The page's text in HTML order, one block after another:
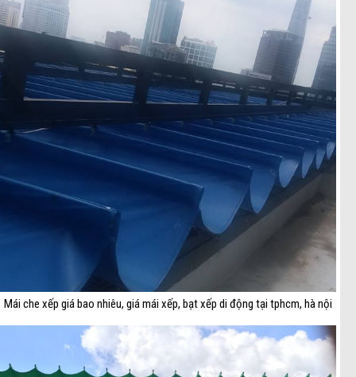
Mái che xếp giá bao nhiêu, giá mái xếp, bạt xếp di động tại tphcm, hà nội